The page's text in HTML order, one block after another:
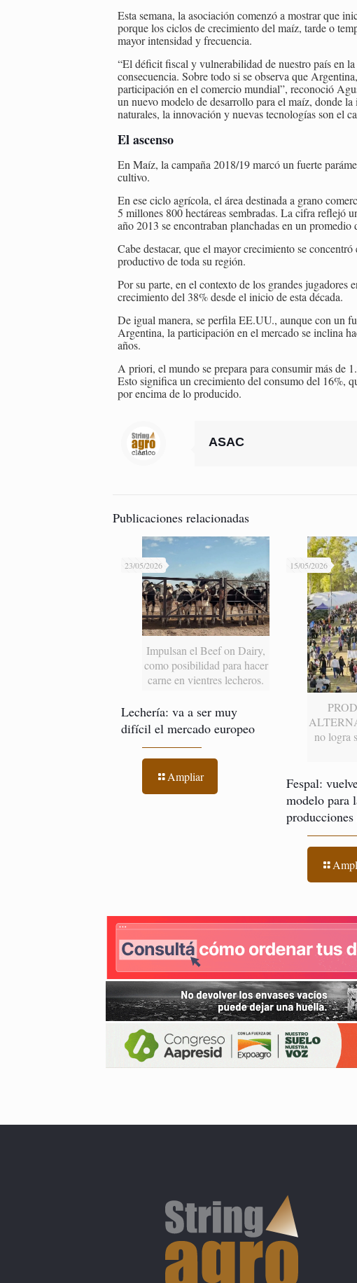
Esta semana, la asociación comenzó a mostrar que
porque los ciclos de crecimiento del maíz, tarde o
mayor intensidad y frecuencia.
“El déficit fiscal y vulnerabilidad de nuestro país en
consecuencia. Sobre todo si se observa que
participación en el comercio mundial”, reconoció
un nuevo modelo de desarrollo para el maíz, donde
naturales, la innovación y nuevas tecnologías son el
El ascenso
En Maíz, la campaña 2018/19 marcó un fuerte
cultivo.
En ese ciclo agrícola, el área destinada a grano
5 millones 800 hectáreas sembradas. La cifra reflejó
año 2013 se encontraban planchadas en un promedio
Cabe destacar, que el mayor crecimiento se
productivo de toda su región.
Por su parte, en el contexto de los grandes jugadores
crecimiento del 38% desde el inicio de esta década.
De igual manera, se perfila EE.UU., aunque con un
Argentina, la participación en el mercado se inclina
años.
A priori, el mundo se prepara para consumir más de
Esto significa un crecimiento del consumo del 16%,
por encima de lo producido.
ASAC
Publicaciones relacionadas
Impulsan el Beef on Dairy,
como posibilidad para hacer
carne en vientres lecheros.
23/05/2026
Lechería: va a ser muy
difícil el mercado europeo
Ampliar
no logra
15/05/2026
Fespal:
modelo para